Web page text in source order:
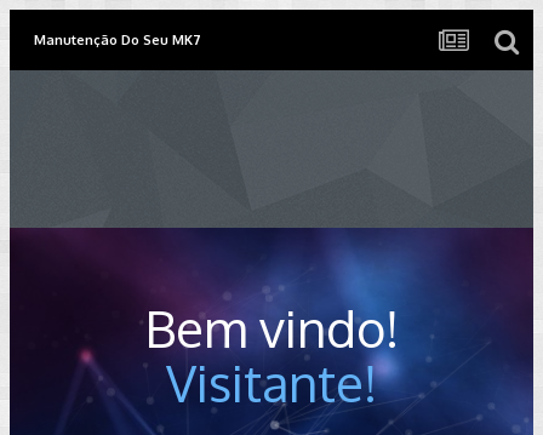
Manutenção Do Seu MK7
Bem vindo!
Visitante!